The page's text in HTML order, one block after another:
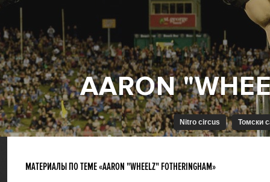
Nitro circus Томски
МАТЕРИАЛЫ ПО ТЕМЕ «AARON "WHEELZ" FOTHERINGHAM»